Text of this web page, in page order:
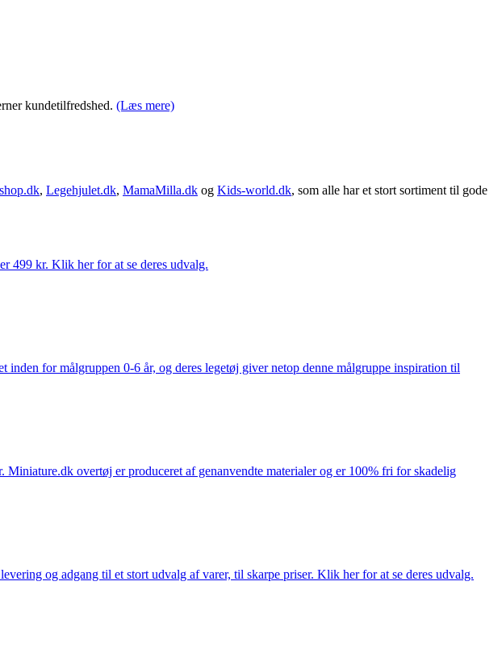
kundetilfredshed. (Læs mere)
, Legehjulet.dk, MamaMilla.dk og Kids-world.dk, som alle har et stort sortiment til gode
499 kr. Klik her for at se deres udvalg.
for målgruppen 0-6 år, og deres legetøj giver netop denne målgruppe inspiration til
overtøj er produceret af genanvendte materialer og er 100% fri for skadelig
og adgang til et stort udvalg af varer, til skarpe priser. Klik her for at se deres udvalg.